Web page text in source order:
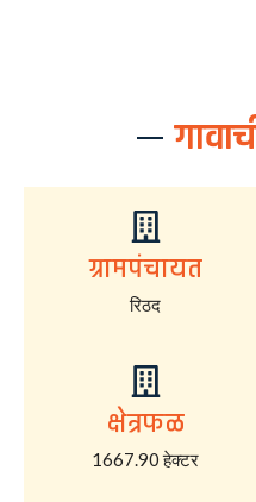
ग्रामपंचायत
रिठद
क्षेत्रफळ
1667.90 हेक्टर